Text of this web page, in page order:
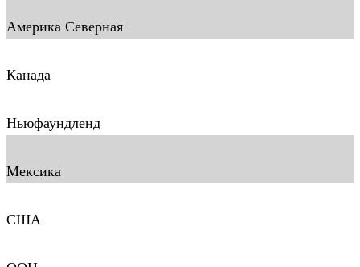
Америка Северная
Канада
Ньюфаундленд
Мексика
США